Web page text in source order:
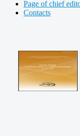
Page of chief
Contacts